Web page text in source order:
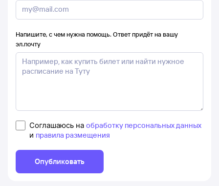
Напишите, с чем нужна помощь. Ответ придёт на вашу
эл.почту
Соглашаюсь на обработку персональных данных
и правила размещения
Опубликовать